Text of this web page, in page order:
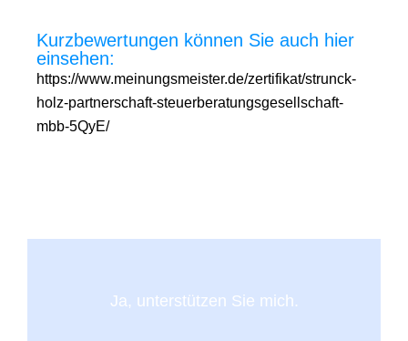
Kurzbewertungen können Sie auch hier
einsehen:
https://www.meinungsmeister.de/zertifikat/strunck-
holz-partnerschaft-steuerberatungsgesellschaft-
mbb-5QyE/
Ja, unterstützen Sie mich.